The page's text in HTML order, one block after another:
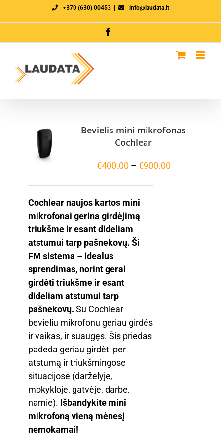
+370 (630) 00453 info@laudata.lt
Bevielis mini mikrofonas
Cochlear
€400.00 – €900.00Price
Cochlear naujos kartos mini
mikrofonai gerina girdėjimą
triukšme ir esant dideliam
atstumui tarp pašnekovų. Ši
FM sistema – idealus
sprendimas, norint gerai
girdėti triukšme ir esant
dideliam atstumui tarp
pašnekovų. Su Cochlear
bevieliu mikrofonu geriau girdės
ir vaikas, ir suaugęs. Šis priedas
padeda geriau girdėti per
atstumą ir triukšmingose
situacijose (darželyje,
mokykloje, gatvėje, darbe,
namie). Išbandykite mini
mikrofoną vieną mėnesį
nemokamai!